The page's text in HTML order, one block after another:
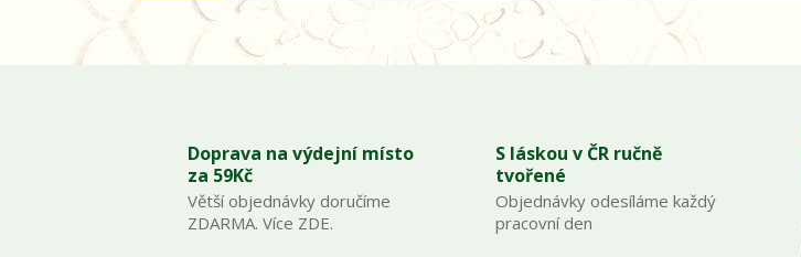
Doprava na výdejní místo
za 59Kč
Větší objednávky doručíme
ZDARMA. Více ZDE.
S láskou v ČR ručně
tvořené
Objednávky odesíláme každý
pracovní den